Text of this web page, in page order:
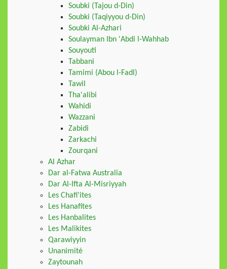
Soubki (Tajou d-Din)
Soubki (Taqiyyou d-Din)
Soubki Al-Azhari
Soulayman Ibn 'Abdi l-Wahhab
Souyouti
Tabbani
Tamimi (Abou l-Fadl)
Tawil
Tha'alibi
Wahidi
Wazzani
Zabidi
Zarkachi
Zourqani
Al Azhar
Dar al-Fatwa Australia
Dar Al-Ifta Al-Misriyyah
Les Chafi'ites
Les Hanafites
Les Hanbalites
Les Malikites
Qarawiyyin
Unanimité
Zaytounah